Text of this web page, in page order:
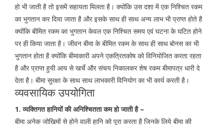
हो भी जाती है तो इसमें सहायता मिलता है। क्योंकि उस दशा में एक निश्चित रकम
का भुगतान कर दिया जाता है और इसके साथ ही साथ अन्य लाभ भी प्राप्त होते है
क्योंकि बीमित रकम का भुगतान केवल एक निश्चित समय एवं घटना के घटित होने
पर ही किया जाता है। जीवन बीमा के बीमित रकम के साथ ही साथ बोनस का भी
भुगतान होता है क्योंकि बीमाकारी अपने एकत्रितकोष को विनियोजित करता रहता
है और प्राप्त हुयी आय से खर्चे और संचय निकालकर शेष रकम बीमापत्र धारी दे
देता है। बीमा सुरक्षा के साथ साथ लाभकारी विनियोग का भी कार्य करती है।
व्यवसायिक उपयोगिता
1. व्यक्तिगत हानियों की अनिश्चितता कम हो जाती है –
बीमा अनेक जोखिमों से होने वाली हानि को पूरा करता है जिनके लिये बीमा की